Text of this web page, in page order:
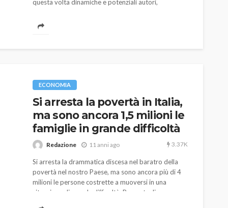
questa volta dinamiche e potenziali autori,
complesso scenario africano.
ECONOMIA
Si arresta la povertà in Italia,
ma sono ancora 1,5 milioni le
famiglie in grande difficoltà
Redazione 11 anni ago 3.37K
Si arresta la drammatica discesa nel baratro della
povertà nel nostro Paese, ma sono ancora più di 4
milioni le persone costrette a muoversi in una
situazione di grande difficoltà. Percentuali ancora
prato
786
Davis: tennis mondiale e
passione per
l’automobilismo
abbracciano la stessa causa
god 9 mesi ago